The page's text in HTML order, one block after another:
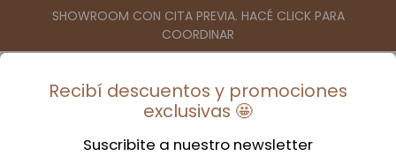
SHOWROOM CON CITA PREVIA. HACÉ CLICK PARA
COORDINAR
Recibí descuentos y promociones
exclusivas 🤩
Suscribite a nuestro newsletter